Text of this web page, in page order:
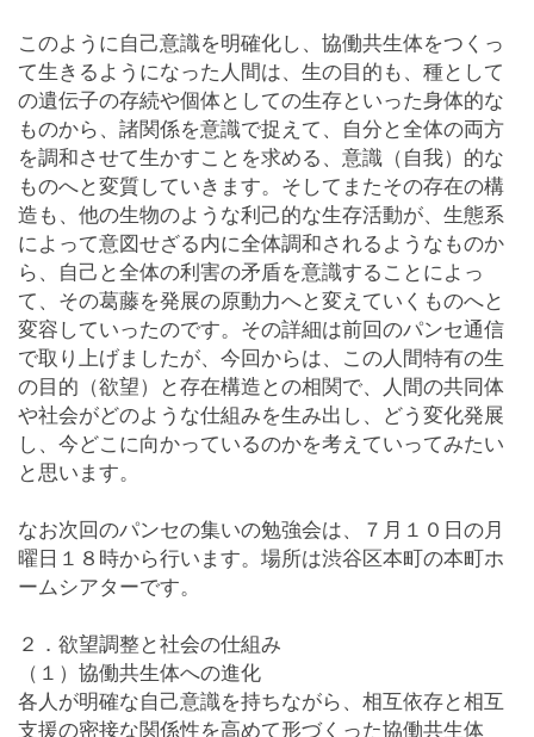
このように自己意識を明確化し、協働共生体をつくっ
て生きるようになった人間は、生の目的も、種として
の遺伝子の存続や個体としての生存といった身体的な
ものから、諸関係を意識で捉えて、自分と全体の両方
を調和させて生かすことを求める、意識（自我）的な
ものへと変質していきます。そしてまたその存在の構
造も、他の生物のような利己的な生存活動が、生態系
によって意図せざる内に全体調和されるようなものか
ら、自己と全体の利害の矛盾を意識することによっ
て、その葛藤を発展の原動力へと変えていくものへと
変容していったのです。その詳細は前回のパンセ通信
で取り上げましたが、今回からは、この人間特有の生
の目的（欲望）と存在構造との相関で、人間の共同体
や社会がどのような仕組みを生み出し、どう変化発展
し、今どこに向かっているのかを考えていってみたい
と思います。
なお次回のパンセの集いの勉強会は、７月１０日の月
曜日１８時から行います。場所は渋谷区本町の本町ホ
ームシアターです。
２．欲望調整と社会の仕組み
（１）協働共生体への進化
各人が明確な自己意識を持ちながら、相互依存と相互
支援の密接な関係性を高めて形づくった協働共生体